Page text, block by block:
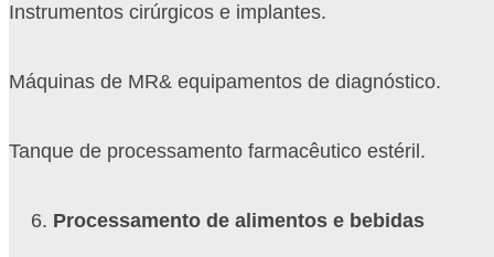
Instrumentos cirúrgicos e implantes.
Máquinas de MR& equipamentos de diagnóstico.
Tanque de processamento farmacêutico estéril.
Processamento de alimentos e bebidas